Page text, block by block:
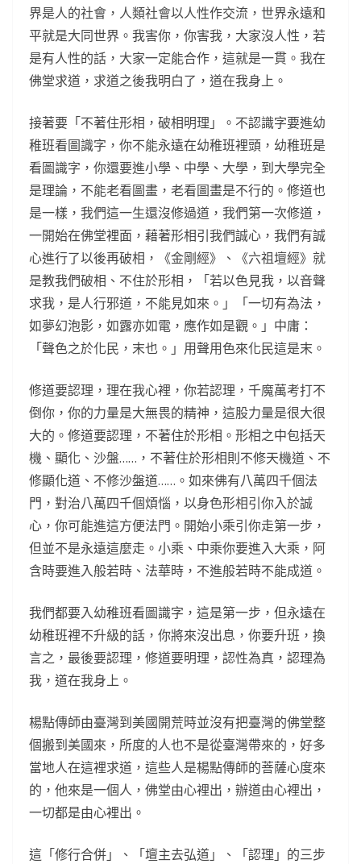
界是人的社會，人類社會以人性作交流，世界永遠和
平就是大同世界。我害你，你害我，大家沒人性，若
是有人性的話，大家一定能合作，這就是一貫。我在
佛堂求道，求道之後我明白了，道在我身上。
接著要「不著住形相，破相明理」。不認識字要進幼
稚班看圖識字，你不能永遠在幼稚班裡頭，幼稚班是
看圖識字，你還要進小學、中學、大學，到大學完全
是理論，不能老看圖畫，老看圖畫是不行的。修道也
是一樣，我們這一生還沒修過道，我們第一次修道，
一開始在佛堂裡面，藉著形相引我們誠心，我們有誠
心進行了以後再破相，《金剛經》、《六祖壇經》就
是教我們破相、不住於形相，「若以色見我，以音聲
求我，是人行邪道，不能見如來。」「一切有為法，
如夢幻泡影，如露亦如電，應作如是觀。」中庸：
「聲色之於化民，末也。」用聲用色來化民這是末。
修道要認理，理在我心裡，你若認理，千魔萬考打不
倒你，你的力量是大無畏的精神，這股力量是很大很
大的。修道要認理，不著住於形相。形相之中包括天
機、顯化、沙盤……，不著住於形相則不修天機道、不
修顯化道、不修沙盤道……。如來佛有八萬四千個法
門，對治八萬四千個煩惱，以身色形相引你入於誠
心，你可能進這方便法門。開始小乘引你走第一步，
但並不是永遠這麼走。小乘、中乘你要進入大乘，阿
含時要進入般若時、法華時，不進般若時不能成道。
我們都要入幼稚班看圖識字，這是第一步，但永遠在
幼稚班裡不升級的話，你將來沒出息，你要升班，換
言之，最後要認理，修道要明理，認性為真，認理為
我，道在我身上。
楊點傳師由臺灣到美國開荒時並沒有把臺灣的佛堂整
個搬到美國來，所度的人也不是從臺灣帶來的，好多
當地人在這裡求道，這些人是楊點傳師的菩薩心度來
的，他來是一個人，佛堂由心裡出，辦道由心裡出，
一切都是由心裡出。
這「修行合併」、「壇主去弘道」、「認理」的三步